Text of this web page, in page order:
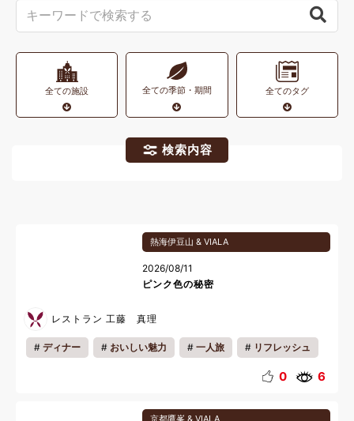
全ての施設 全ての季節・期間 全てのタグ
検索内容
熱海伊豆山 & VIALA
2026/08/11
ピンク色の秘密
レストラン 工藤 真理
ディナー おいしい魅力 一人旅 リフレッシュ
0 6
京都鷹峯 & VIALA